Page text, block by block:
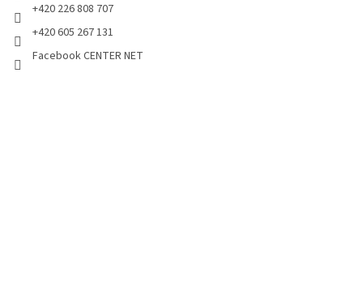
+420 226 808 707
+420 605 267 131
Facebook CENTER NET